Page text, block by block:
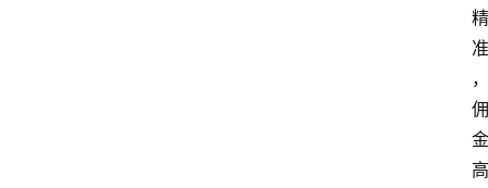
精
准
，
佣
金
高